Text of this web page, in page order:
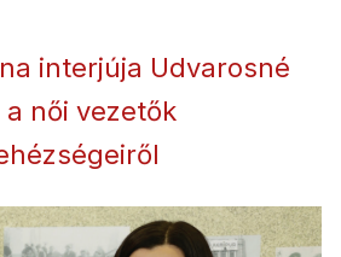
interjúja Udvarosné
női vezetők